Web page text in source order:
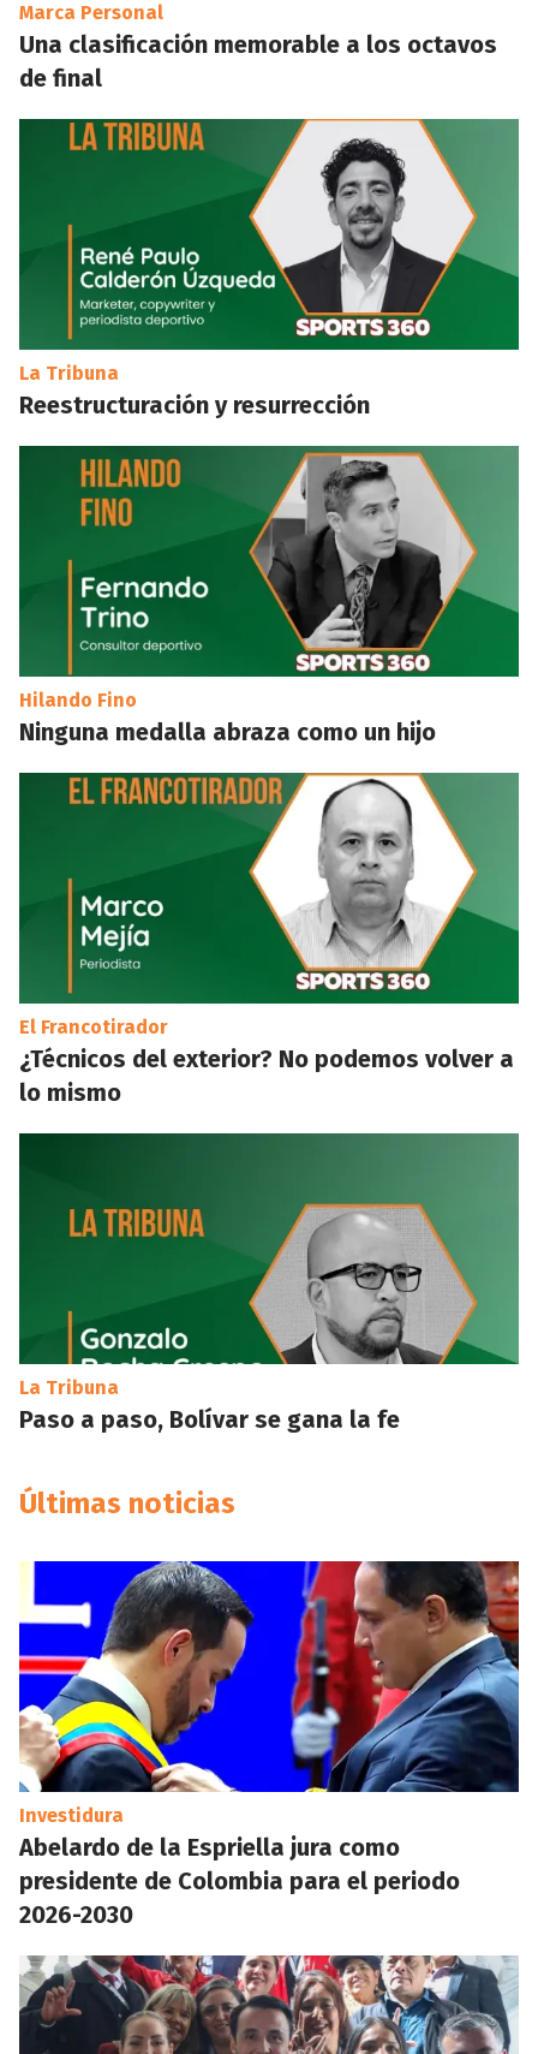
Marca Personal
Una clasificación memorable a los octavos
de final
La Tribuna
Reestructuración y resurrección
Hilando Fino
Ninguna medalla abraza como un hijo
El Francotirador
¿Técnicos del exterior? No podemos volver a
lo mismo
La Tribuna
Paso a paso, Bolívar se gana la fe
Últimas noticias
Investidura
Abelardo de la Espriella jura como
presidente de Colombia para el periodo
2026-2030